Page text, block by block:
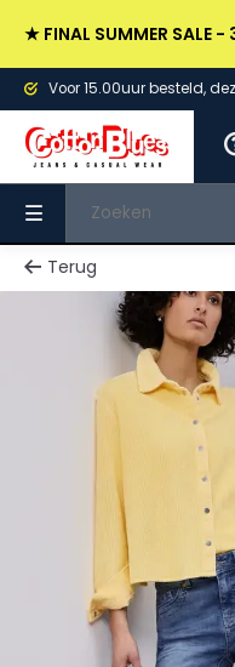
★ FINAL SUMMER SALE
Voor 15.00uur besteld,
Terug